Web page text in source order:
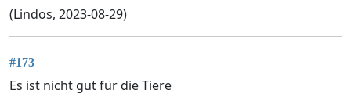
(Lindos, 2023-08-29)
#173
Es ist nicht gut für die Tiere